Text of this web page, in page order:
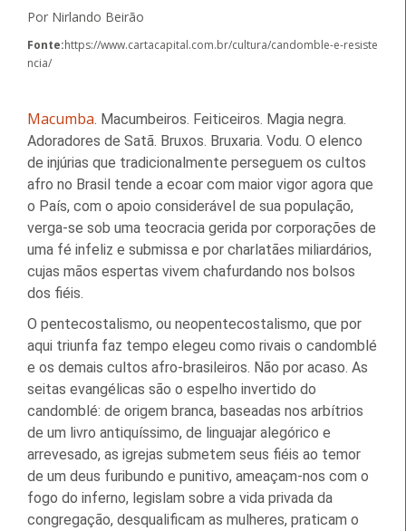
Por Nirlando Beirão
Fonte:https://www.cartacapital.com.br/cultura/candomble-e-resiste
ncia/
Macumba. Macumbeiros. Feiticeiros. Magia negra.
Adoradores de Satã. Bruxos. Bruxaria. Vodu. O elenco
de injúrias que tradicionalmente perseguem os cultos
afro no Brasil tende a ecoar com maior vigor agora que
o País, com o apoio considerável de sua população,
verga-se sob uma teocracia gerida por corporações de
uma fé infeliz e submissa e por charlatães miliardários,
cujas mãos espertas vivem chafurdando nos bolsos
dos fiéis.
O pentecostalismo, ou neopentecostalismo, que por
aqui triunfa faz tempo elegeu como rivais o candomblé
e os demais cultos afro-brasileiros. Não por acaso. As
seitas evangélicas são o espelho invertido do
candomblé: de origem branca, baseadas nos arbítrios
de um livro antiquíssimo, de linguajar alegórico e
arrevesado, as igrejas submetem seus fiéis ao temor
de um deus furibundo e punitivo, ameaçam-nos com o
fogo do inferno, legislam sobre a vida privada da
congregação, desqualificam as mulheres, praticam o